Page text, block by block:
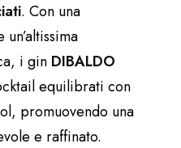
. Con una
un’altissima
i gin DIBALDO
equilibrati con
promuovendo una
e raffinato.